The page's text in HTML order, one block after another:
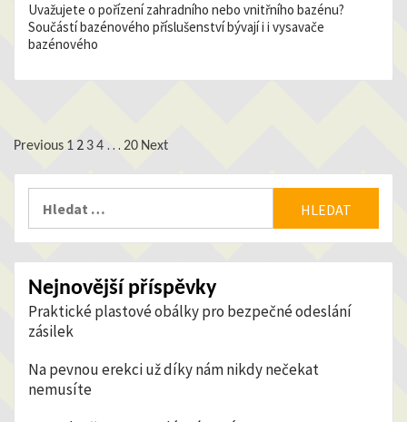
Uvažujete o pořízení zahradního nebo vnitřního bazénu?
Součástí bazénového příslušenství bývají i i vysavače
bazénového
Stránkování
příspěvků
Previous 1 2 34 … 20 Next
Nejnovější příspěvky
Praktické plastové obálky pro bezpečné odeslání
zásilek
Na pevnou erekci už díky nám nikdy nečekat
nemusíte